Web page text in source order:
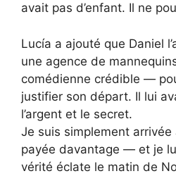
avait pas d’enfant. Il ne
Lucía a ajouté que Daniel
une agence de
comédienne crédible —
justifier son départ. Il lui
l’argent et le secret.
Je suis simplement arrivée
payée davantage — et je
vérité éclate le matin de